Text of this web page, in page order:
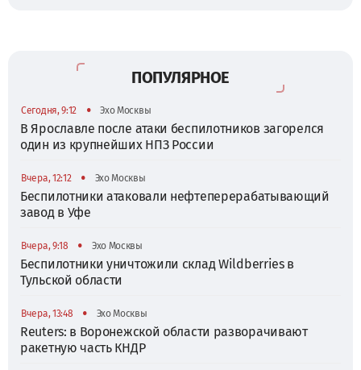
ПОПУЛЯРНОЕ
Сегодня, 9:12 • Эхо Москвы
В Ярославле после атаки беспилотников загорелся
один из крупнейших НПЗ России
Вчера, 12:12 • Эхо Москвы
Беспилотники атаковали нефтеперерабатывающий
завод в Уфе
Вчера, 9:18 • Эхо Москвы
Беспилотники уничтожили склад Wildberries в
Тульской области
Вчера, 13:48 • Эхо Москвы
Reuters: в Воронежской области разворачивают
ракетную часть КНДР